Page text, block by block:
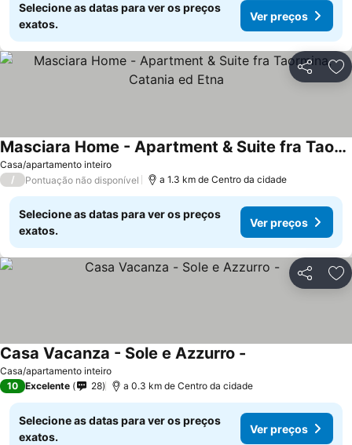
Selecione as datas para ver os preços
exatos.
Ver preços
Partilhar
Casa/apartamento inteiro
Masciara Home - Apartment & Suite fra Taormina, Catania ed Etna
Ver preços
/ Pontuação não disponível a 1.3 km de Centro da cidade
Selecione as datas para ver os preços
exatos.
Ver preços
Partilhar
Casa/apartamento inteiro
Casa Vacanza - Sole e Azzurro -
10 Excelente 28 a 0.3 km de Centro da cidade
Selecione as datas para ver os preços
exatos.
Ver preços